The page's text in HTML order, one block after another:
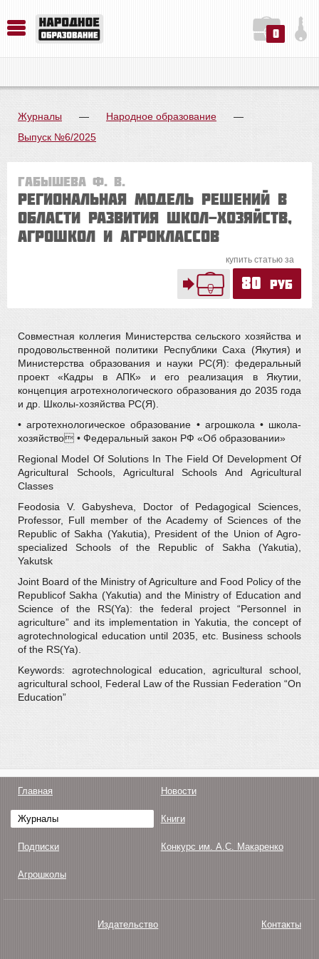
0
Журналы — Народное образование
—
Выпуск №6/2025
Габышева Ф. В.
Региональная модель решений в
области развития школ-хозяйств,
агрошкол и агроклассов
купить статью за
80 руб
Совместная коллегия Министерства сельского хозяйства и
продовольственной политики Республики Саха (Якутия) и
Министерства образования и науки РС(Я): федеральный
проект «Кадры в АПК» и его реализация в Якутии,
концепция агротехнологического образования до 2035 года
и др. Школы-хозяйства РС(Я).
• агротехнологическое образование • агрошкола • школа-
хозяйство • Федеральный закон РФ «Об образовании»
Regional Model Of Solutions In The Field Of Development Of
Agricultural Schools, Agricultural Schools And Agricultural
Classes
Feodosia V. Gabysheva, Doctor of Pedagogical Sciences,
Professor, Full member of the Academy of Sciences of the
Republic of Sakha (Yakutia), President of the Union of Agro-
specialized Schools of the Republic of Sakha (Yakutia),
Yakutsk
Joint Board of the Ministry of Agriculture and Food Policy of the
Republicof Sakha (Yakutia) and the Ministry of Education and
Science of the RS(Ya): the federal project “Personnel in
agriculture” and its implementation in Yakutia, the concept of
agrotechnological education until 2035, etc. Business schools
of the RS(Ya).
Keywords: agrotechnological education, agricultural school,
agricultural school, Federal Law of the Russian Federation “On
Education”
Главная Новости
Журналы Книги
Подписки Конкурс им. А.С. Макаренко
Агрошколы
Издательство Контакты